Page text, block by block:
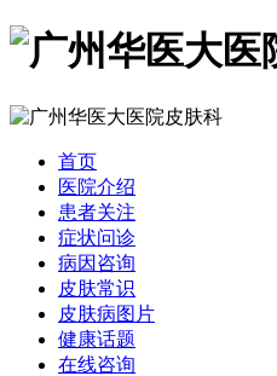
首页
医院介绍
患者关注
症状问诊
病因咨询
皮肤常识
皮肤病图片
健康话题
在线咨询